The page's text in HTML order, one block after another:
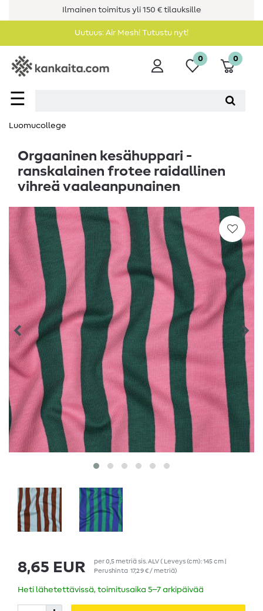
Ilmainen toimitus yli 150 € tilauksille
Uutuus: Air Mesh! Tutustu nyt!
☰
0 0
Luomucollege
Orgaaninen kesähuppari -
ranskalainen frotee raidallinen
vihreä vaaleanpunainen
8,65 EUR per0,5 metriäsis. ALV( Leveys (cm): 145 cm |
Perushinta 17,29 € / metriä)
Heti lähetettävissä, toimitusaika 5–7 arkipäivää